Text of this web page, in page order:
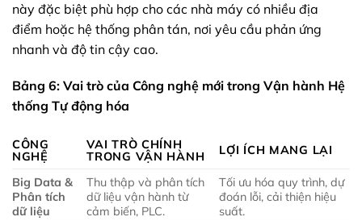
này đặc biệt phù hợp cho các nhà máy có nhiều địa
điểm hoặc hệ thống phân tán, nơi yêu cầu phản ứng
nhanh và độ tin cậy cao.
Bảng 6: Vai trò của Công nghệ mới trong Vận hành Hệ
thống Tự động hóa
CÔNG
NGHỆ
VAI TRÒ CHÍNH
TRONG VẬN HÀNH
LỢI ÍCH MANG LẠI
Big Data &
Phân tích
dữ liệu
Thu thập và phân tích
dữ liệu vận hành từ
cảm biến, PLC.
Tối ưu hóa quy trình, dự
đoán lỗi, cải thiện hiệu
suất.